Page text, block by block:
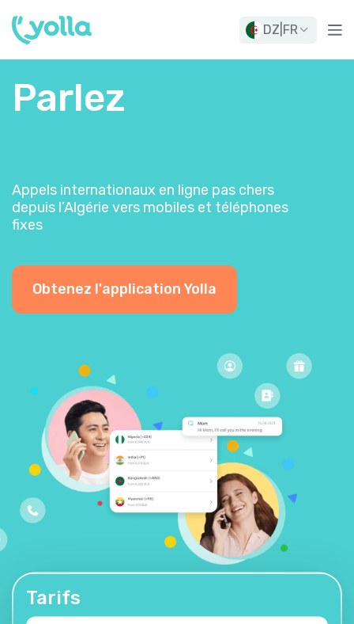
DZ FR
Parlez
Appels internationaux en ligne pas chers
depuis l’Algérie vers mobiles et téléphones
fixes
Obtenez l'application Yolla
Tarifs